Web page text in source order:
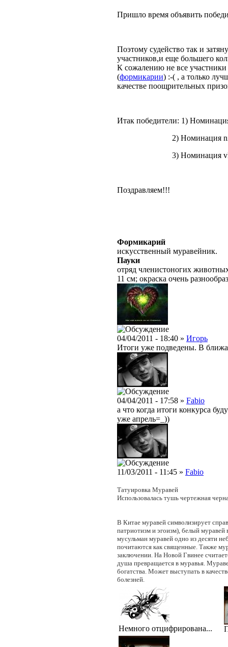
Пришло время объявить
Поэтому судейство так и
участников,и еще большего
К сожалению не все
(формикарии) :-( , а только
качестве поощрительных
Итак победители: 1)
2) Номинация
3) Номинация
Поздравляем!!!
Формикарий
искусственный муравейник.
Пауки
отряд членистоногих
11 см; окраска очень
04/04/2011 - 18:40 » Игорь
Итоги уже подведены. В
04/04/2011 - 17:58 » Fabio
а что когда итоги конкурса
уже апрель=_))
11/03/2011 - 11:45 » Fabio
Татуировка Муравей
Использовалась тушь чертежная
В Китае муравей символизирует
патриотизм и эгоизм), белый
мусульман муравей одно из десяти
почитаются как священные. Также
заключении. На Новой Гвинее
душа превращается в муравья.
богатства. Может выступать в
болезней.
Немного отцифрирована...